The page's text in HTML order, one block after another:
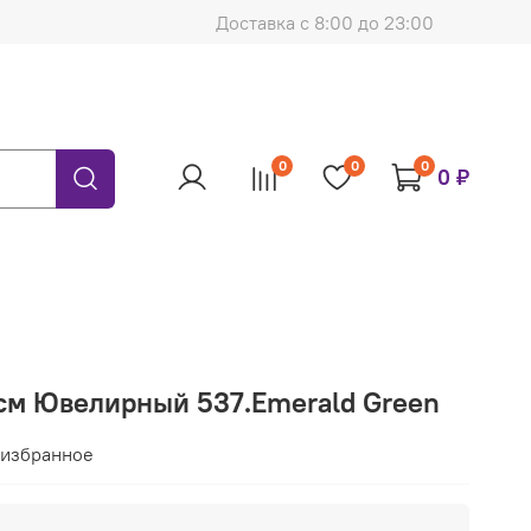
Доставка с 8:00 до 23:00
0 0 0 0 ₽
Ювелирный 537.Emerald Green